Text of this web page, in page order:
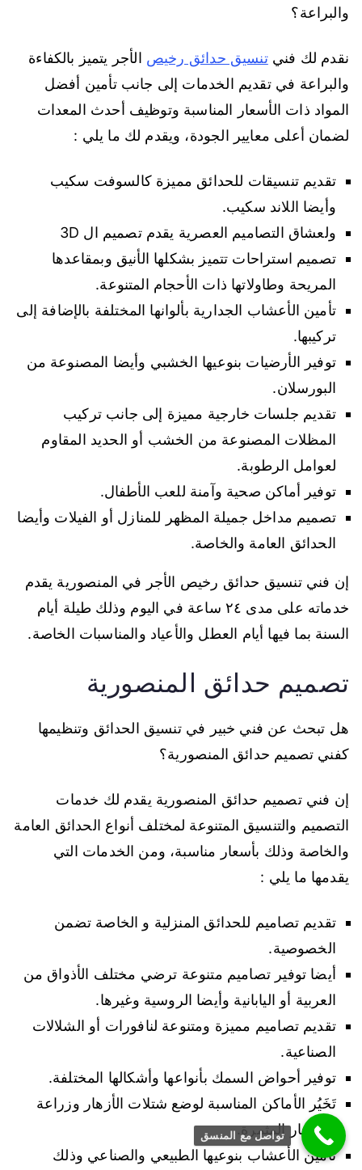
والبراعة؟
نقدم لك فنيتنسيق حدائق رخيص الأجر يتميز بالكفاءة
والبراعة في تقديم الخدمات إلى جانب تأمين أفضل
المواد ذات الأسعار المناسبة وتوظيف أحدث المعدات
لضمان أعلى معايير الجودة، ويقدم لك ما يلي :
تقديم تنسيقات للحدائق مميزة كالسوفت سكيب
وأيضا اللاند سكيب.
ولعشاق التصاميم العصرية يقدم تصميم ال 3D
تصميم استراحات تتميز بشكلها الأنيق وبمقاعدها
المريحة وطاولاتها ذات الأحجام المتنوعة.
تأمين الأعشاب الجدارية بألوانها المختلفة بالإضافة إلى
تركيبها.
توفير الأرضيات بنوعيها الخشبي وأيضا المصنوعة من
البورسلان.
تقديم جلسات خارجية مميزة إلى جانب تركيب
المظلات المصنوعة من الخشب أو الحديد المقاوم
لعوامل الرطوبة.
توفير أماكن صحية وآمنة للعب الأطفال.
تصميم مداخل جميلة المظهر للمنازل أو الفيلات وأيضا
الحدائق العامة والخاصة.
إن فني تنسيق حدائق رخيص الأجر في المنصورية يقدم
خدماته على مدى ٢٤ ساعة في اليوم وذلك طيلة أيام
السنة بما فيها أيام العطل والأعياد والمناسبات الخاصة.
تصميم حدائق المنصورية
هل تبحث عن فني خبير في تنسيق الحدائق وتنظيمها
كفني تصميم حدائق المنصورية؟
إن فني تصميم حدائق المنصورية يقدم لك خدمات
التصميم والتنسيق المتنوعة لمختلف أنواع الحدائق العامة
والخاصة وذلك بأسعار مناسبة، ومن الخدمات التي
يقدمها ما يلي :
تقديم تصاميم للحدائق المنزلية و الخاصة تضمن
الخصوصية.
أيضا توفير تصاميم متنوعة ترضي مختلف الأذواق من
العربية أو اليابانية وأيضا الروسية وغيرها.
تقديم تصاميم مميزة ومتنوعة لنافورات أو الشلالات
الصناعية.
توفير أحواض السمك بأنواعها وأشكالها المختلفة.
تَخَيُر الأماكن المناسبة لوضع شتلات الأزهار وزراعة
الأشجار المثمرة.
تأمين الأعشاب بنوعيها الطبيعي والصناعي وذلك
تواصل مع المنسق